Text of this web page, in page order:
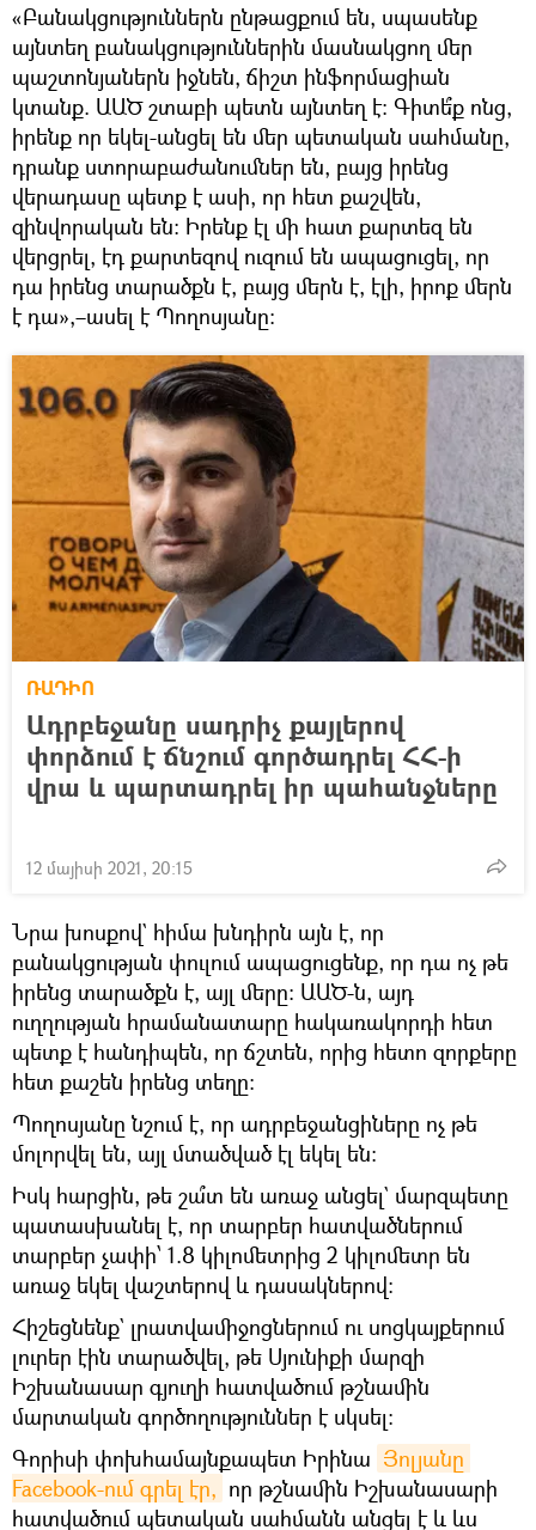
«Բանակցություններն ընթացքում են, սպասենք
այնտեղ բանակցություններին մասնակցող մեր
պաշտոնյաներն իջնեն, ճիշտ ինֆորմացիան
կտանք. ԱԱԾ շտաբի պետն այնտեղ է: Գիտե՞ք ոնց,
իրենք որ եկել-անցել են մեր պետական սահմանը,
դրանք ստորաբաժանումներ են, բայց իրենց
վերադասը պետք է ասի, որ հետ քաշվեն,
զինվորական են: Իրենք էլ մի հատ քարտեզ են
վերցրել, էդ քարտեզով ուզում են ապացուցել, որ
դա իրենց տարածքն է, բայց մերն է, էլի, իրոք մերն
է դա»,–ասել է Պողոսյանը։
ՌԱԴԻՈ
Ադրբեջանը սադրիչ քայլերով
փորձում է ճնշում գործադրել ՀՀ-ի
վրա և պարտադրել իր պահանջները
12 մայիսի 2021, 20:15
Նրա խոսքով` հիմա խնդիրն այն է, որ
բանակցության փուլում ապացուցենք, որ դա ոչ թե
իրենց տարածքն է, այլ մերը: ԱԱԾ-ն, այդ
ուղղության հրամանատարը հակառակորդի հետ
պետք է հանդիպեն, որ ճշտեն, որից հետո զորքերը
հետ քաշեն իրենց տեղը:
Պողոսյանը նշում է, որ ադրբեջանցիները ոչ թե
մոլորվել են, այլ մտածված էլ եկել են:
Իսկ հարցին, թե շա՞տ են առաջ անցել` մարզպետը
պատասխանել է, որ տարբեր հատվածներում
տարբեր չափի՝ 1.8 կիլոմետրից 2 կիլոմետր են
առաջ եկել վաշտերով և դասակներով։
Հիշեցնենք` լրատվամիջոցներում ու սոցկայքերում
լուրեր էին տարածվել, թե Սյունիքի մարզի
Իշխանասար գյուղի հատվածում թշնամին
մարտական գործողություններ է սկսել։
Գորիսի փոխհամայնքապետ Իրինա Յոլյանը
Facebook-ում գրել էր, որ թշնամին Իշխանասարի
հատվածում պետական սահմանն անցել է և ևս